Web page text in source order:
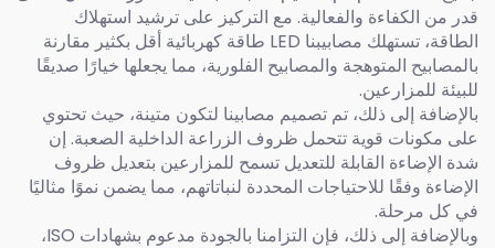
قدر من الكفاءة والفعالية. مع التركيز على ترشيد استهلاك
الطاقة، تستهلك مصابيبنا LED طاقة كهربائية أقل بكثير مقارنة
بالمصابيح المتوهجة والمصابيح الفلورية، مما يجعلها خيارًا صديقًا
للبيئة للمزارعين.
بالإضافة إلى ذلك، تم تصميم مصابينا لتكون متينة، حيث تحتوي
على مكونات قوية تتحمل ظروف الزراعة الداخلية الصعبة. إن
شدة الإضاءة القابلة للتعديل تسمح للمزارعين بتعديل ظروف
الإضاءة وفقًا للاحتياجات المحددة لنباتاتهم، مما يضمن نموًا مثاليًا
في كل مرحلة.
وبالإضافة إلى ذلك، فإن التزامنا بالجودة مدعوم بشهادات ISO،